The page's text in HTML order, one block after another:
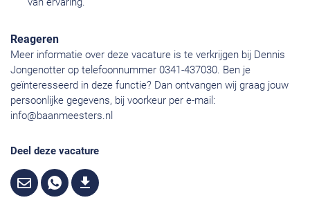
Reageren
Meer informatie over deze vacature is te verkrijgen bij Dennis
Jongenotter op telefoonnummer 0341-437030. Ben je
geïnteresseerd in deze functie? Dan ontvangen wij graag jouw
persoonlijke gegevens, bij voorkeur per e-mail:
info@baanmeesters.nl
Deel deze vacature